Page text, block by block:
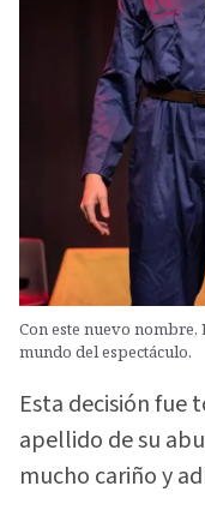
Con este nuevo
mundo del espectáculo.
Esta decisión fue
apellido de su
mucho cariño y